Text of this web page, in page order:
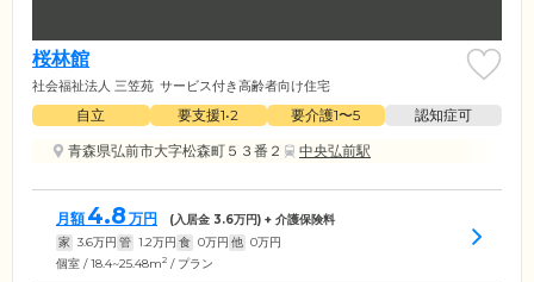
桜林館
社会福祉法人 三笠苑 サービス付き高齢者向け住宅
自立 要支援1•2 要介護1〜5
認知症可
青森県弘前市大字松森町５３番２
中央弘前駅
月額 4.8 万円 (入居金 3.6万円) + 介護保険料
家 3.6万円 管 1.2万円 食 0万円 他 0万円
個室 / 18.4~25.48m2 / プラン